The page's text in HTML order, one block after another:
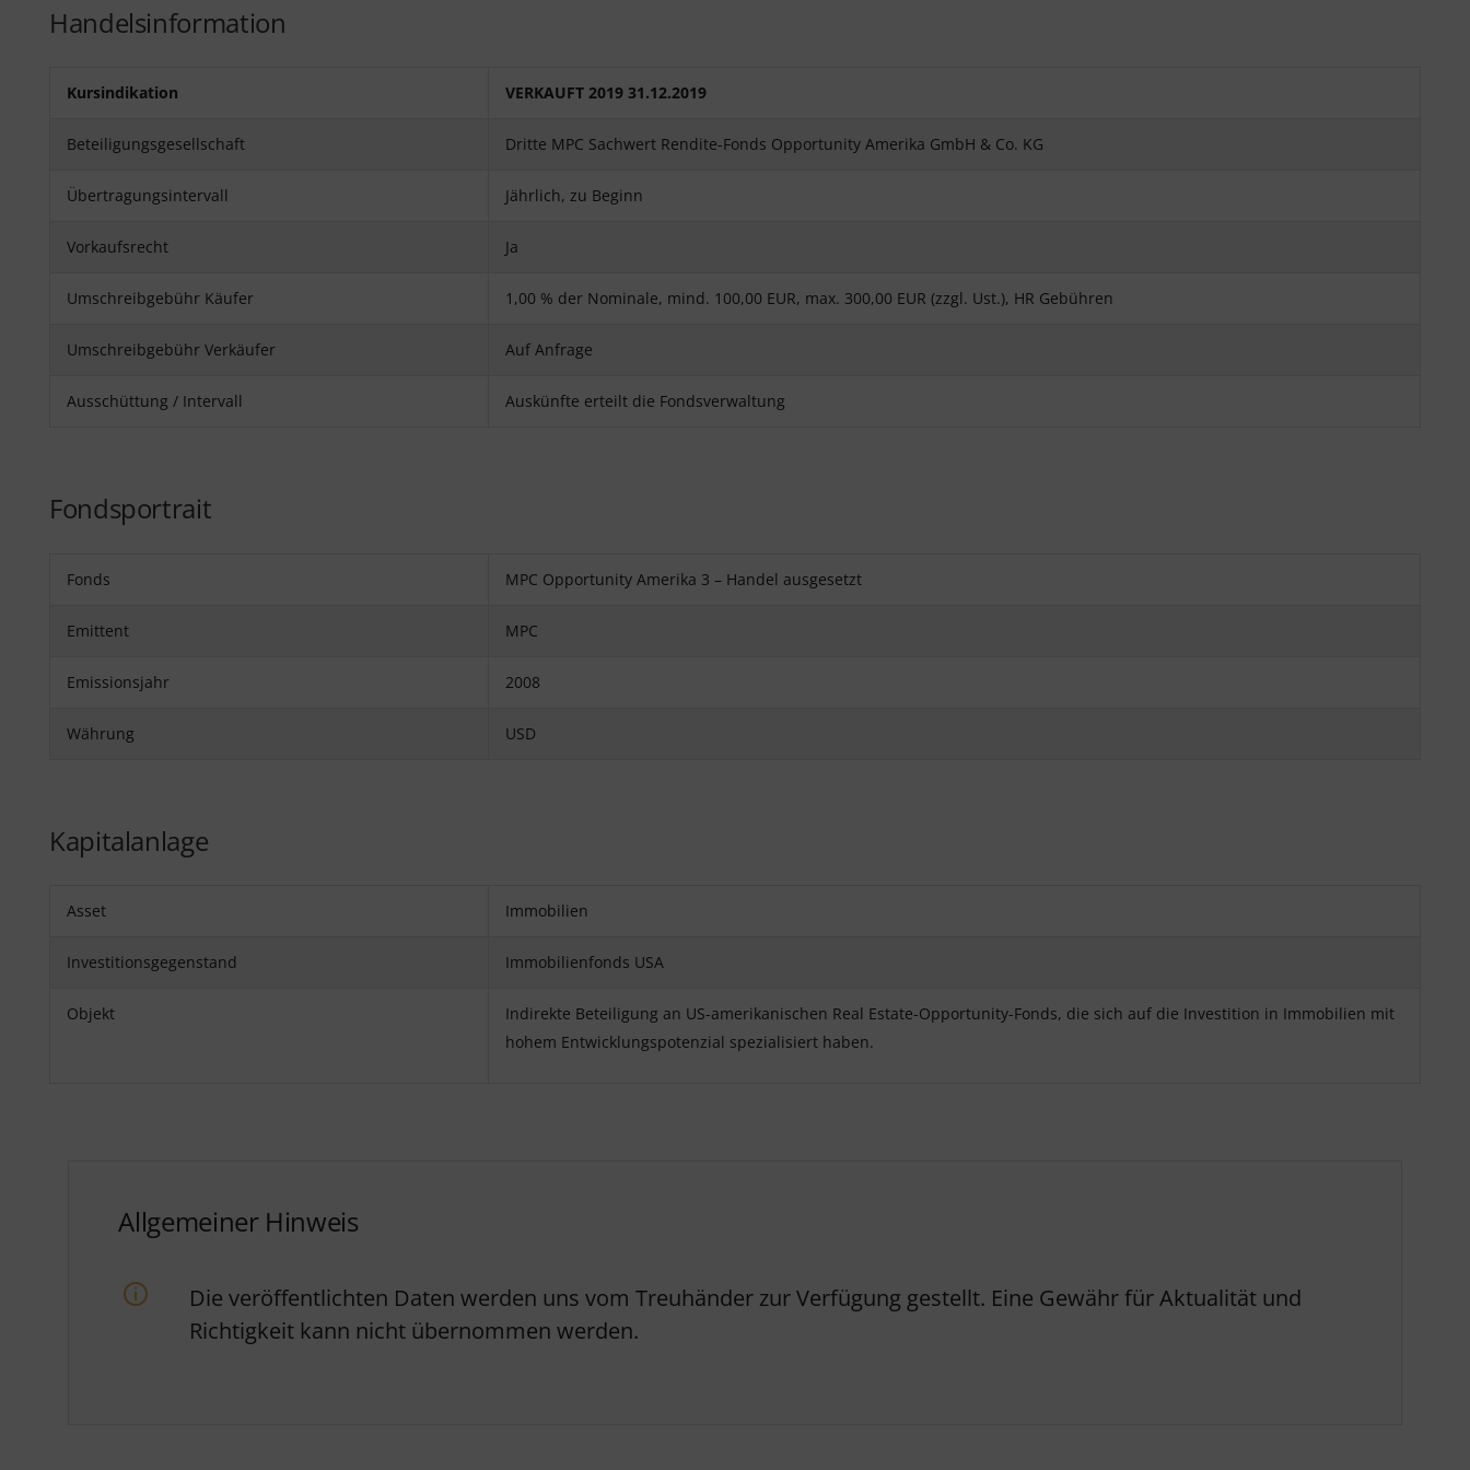
Handelsinformation
Kursindikation VERKAUFT 2019 31.12.2019
Beteiligungsgesellschaft Dritte MPC Sachwert Rendite-Fonds Opportunity Amerika GmbH & Co. KG
Übertragungsintervall Jährlich, zu Beginn
Vorkaufsrecht Ja
Umschreibgebühr Käufer 1,00 % der Nominale, mind. 100,00 EUR, max. 300,00 EUR (zzgl. Ust.), HR Gebühren
Umschreibgebühr Verkäufer Auf Anfrage
Ausschüttung / Intervall Auskünfte erteilt die Fondsverwaltung
Fondsportrait
Fonds MPC Opportunity Amerika 3 – Handel ausgesetzt
Emittent MPC
Emissionsjahr 2008
Währung USD
Kapitalanlage
Asset Immobilien
Investitionsgegenstand Immobilienfonds USA
Objekt
Indirekte Beteiligung an US-amerikanischen Real Estate-Opportunity-Fonds, die sich auf die Investition in Immobilien mit
hohem Entwicklungspotenzial spezialisiert haben.
Allgemeiner Hinweis
Die veröffentlichten Daten werden uns vom Treuhänder zur Verfügung gestellt. Eine Gewähr für Aktualität und
Richtigkeit kann nicht übernommen werden.